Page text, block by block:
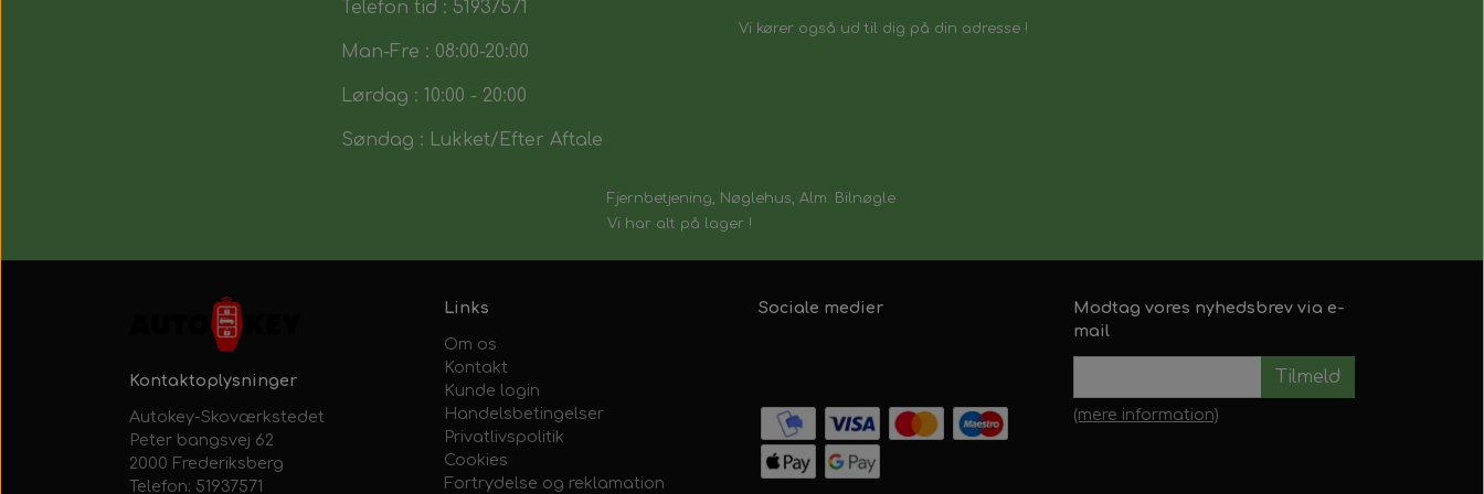
Telefon tid : 51937571
Man-Fre : 08:00-20:00
Lørdag : 10:00 - 20:00
Søndag : Lukket/Efter Aftale
Vi kører også ud til dig på din adresse !
Fjernbetjening, Nøglehus, Alm. Bilnøgle
Vi har alt på lager !
Kontaktoplysninger
Autokey-Skoværkstedet
Peter bangsvej 62
2000 Frederiksberg
Telefon: 51937571
Links
Om os
Kontakt
Kunde login
Handelsbetingelser
Privatlivspolitik
Cookies
Fortrydelse og reklamation
Sociale medier
Modtag vores nyhedsbrev via e-
mail
Tilmeld
(mere information)